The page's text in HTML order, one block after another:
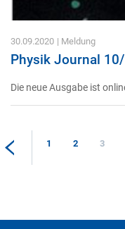
30.09.2020 | Meldung
Physik Journal
Die neue Ausgabe ist
1 2 3